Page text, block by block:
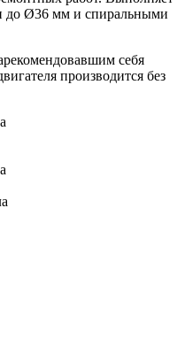
до Ø36 мм и спиральными
себя
производится без